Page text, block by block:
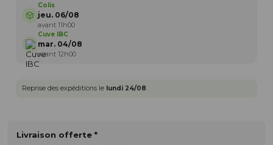
Colis
jeu. 06/08
avant 11h00
Cuve IBC
mar. 04/08
avant 12h00
Reprise des expéditions le lundi 24/08.
Livraison offerte *